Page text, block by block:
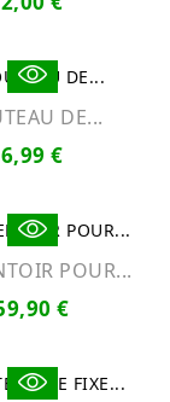
DE...
6,99 €
POUR...
€